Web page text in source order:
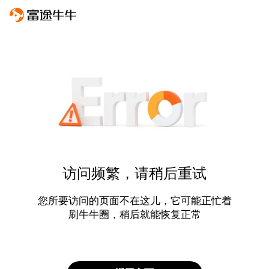
访问频繁，请稍后重试
您所要访问的页面不在这儿，它可能正忙着
刷牛牛圈，稍后就能恢复正常